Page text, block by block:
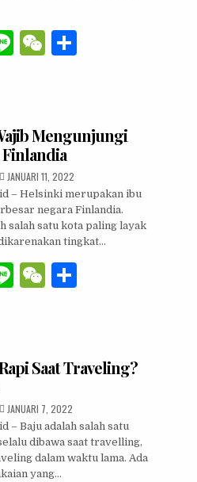
Li W
at
HEALING? KUNJUNGI UBUD, BALI SAJA!
Mengunjungi
PUBLISHED DATE:
JANUARI 11, 2022
– Helsinki merupakan ibu
negara Finlandia.
salah satu kota paling layak
tingkat…
Li W
at
KAMU WAJIB MENGUNJUNGI KOTA HELSINKI DI
Saat Traveling?
PUBLISHED DATE:
JANUARI 7, 2022
– Baju adalah salah satu
dibawa saat travelling,
dalam waktu lama. Ada
yang…